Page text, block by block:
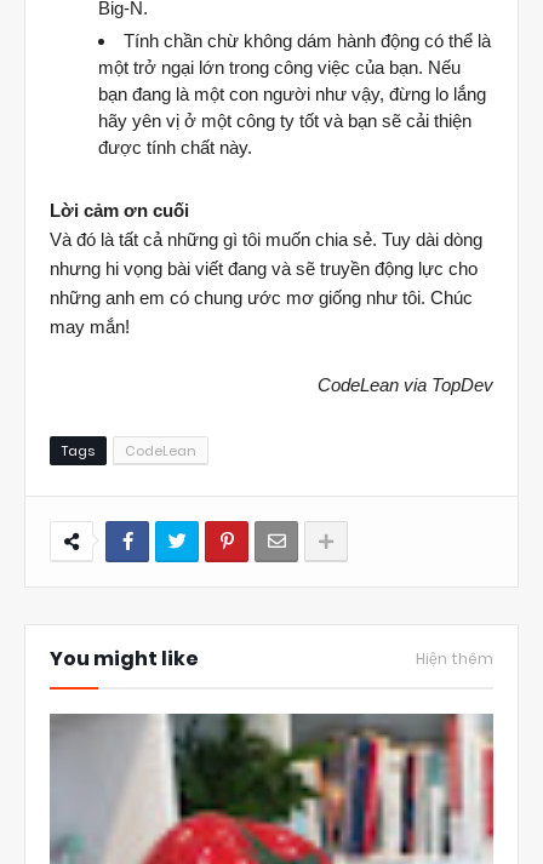
Big-N.
Tính chần chừ không dám hành động có thể là
một trở ngại lớn trong công việc của bạn. Nếu
bạn đang là một con người như vậy, đừng lo lắng
hãy yên vị ở một công ty tốt và bạn sẽ cải thiện
được tính chất này.
Lời cảm ơn cuối
Và đó là tất cả những gì tôi muốn chia sẻ. Tuy dài dòng
nhưng hi vọng bài viết đang và sẽ truyền động lực cho
những anh em có chung ước mơ giống như tôi. Chúc
may mắn!
CodeLean via TopDev
Tags CodeLean
You might like Hiện thêm